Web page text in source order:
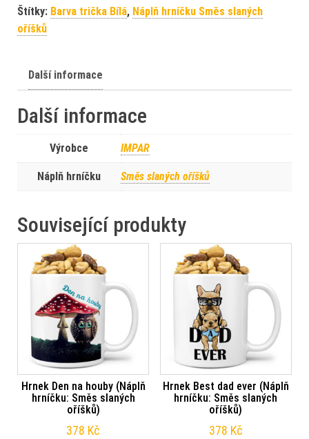
Štítky: Barva trička Bílá, Náplň hrníčku Směs slaných
oříšků
Další informace
Další informace
Výrobce IMPAR
Náplň hrníčku Směs slaných oříšků
Související produkty
Hrnek Den na houby (Náplň
hrníčku: Směs slaných
oříšků)
378 Kč
Hrnek Best dad ever (Náplň
hrníčku: Směs slaných
oříšků)
378 Kč